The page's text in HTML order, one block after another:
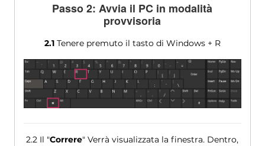
Passo 2: Avvia il PC in modalità
provvisoria
2.1Tenere premuto il tasto di Windows + R
2.2 Il "Correre" Verrà visualizzata la finestra. Dentro,